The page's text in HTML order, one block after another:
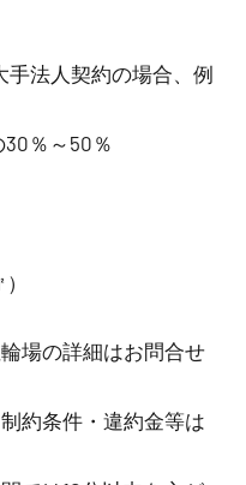
法人契約の場合、例
％～50％
場の詳細はお問合せ
約条件・違約金等は